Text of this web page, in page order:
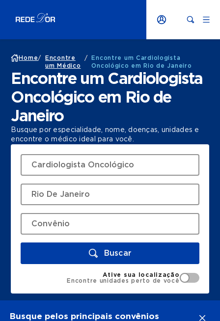
Home/
Encontre
um Médico
/
Encontre um Cardiologista
Oncológico em Rio de Janeiro
Encontre um Cardiologista
Oncológico em Rio de
Janeiro
Busque por especialidade, nome, doenças, unidades e
encontre o médico ideal para você.
Buscar
Ative sua localização
Encontre unidades perto de você
Busque pelos principais convênios